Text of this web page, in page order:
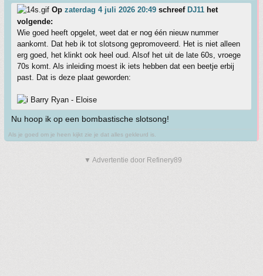
Op zaterdag 4 juli 2026 20:49 schreef DJ11 het
volgende:
Wie goed heeft opgelet, weet dat er nog één nieuw nummer
aankomt. Dat heb ik tot slotsong gepromoveerd. Het is niet alleen
erg goed, het klinkt ook heel oud. Alsof het uit de late 60s, vroege
70s komt. Als inleiding moest ik iets hebben dat een beetje erbij
past. Dat is deze plaat geworden:
Barry Ryan - Eloise
Nu hoop ik op een bombastische slotsong!
Als je goed om je heen kijkt zie je dat alles gekleurd is.
▼ Advertentie door Refinery89